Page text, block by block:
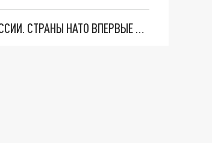
"ОЧЕНЬ ПЛОХИЕ НОВОСТИ": БОЛЬШАЯ ОШИБКА PALANTIR В РОССИИ. СТРАНЫ НАТО ВПЕРВЫЕ ЗА СВО ОСТАНОВИЛИ ПОСТАВКИ ОРУЖИЯ. ВСУ ТЕРЯЮТ ПРИГРАНИЧЬЕ?